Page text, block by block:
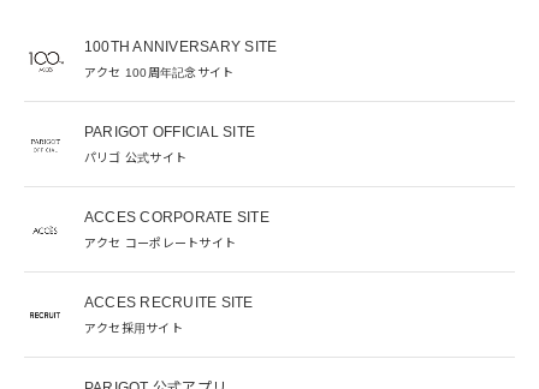
100TH ANNIVERSARY SITE
アクセ 100周年記念サイト
PARIGOT OFFICIAL SITE
パリゴ 公式サイト
ACCES CORPORATE SITE
アクセ コーポレートサイト
ACCES RECRUITE SITE
アクセ採用サイト